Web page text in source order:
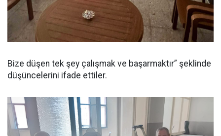
Bize düşen tek şey çalışmak ve başarmaktır” şeklinde
düşüncelerini ifade ettiler.